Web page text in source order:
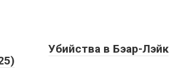
Убийства в Бэар-Лэйк